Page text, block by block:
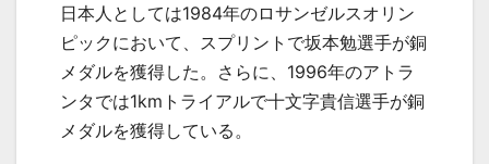
日本人としては1984年のロサンゼルスオリン
ピックにおいて、スプリントで坂本勉選手が銅
メダルを獲得した。さらに、1996年のアトラ
ンタでは1kmトライアルで十文字貴信選手が銅
メダルを獲得している。